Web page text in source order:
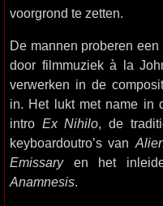
voorgrond te zetten.
De mannen proberen
door filmmuziek à la
verwerken in de
in. Het lukt met name in
intro Ex Nihilo, de
keyboardoutro’s van
Emissaryen het
Anamnesis.